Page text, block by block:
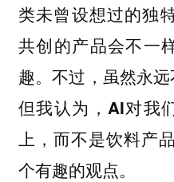
类未曾设想过的独
共创的产品会不一
趣。不过，虽然永
但我认为， AI对我
上，而不是饮料产品
个有趣的观点。